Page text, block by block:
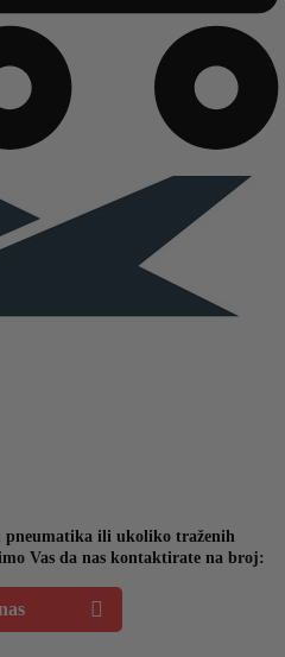
pneumatika ili ukoliko traženih
Vas da nas kontaktirate na broj: